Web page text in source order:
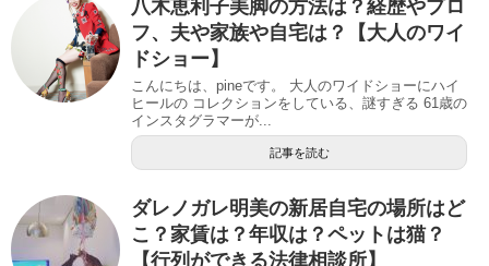
八木恵利子美脚の方法は？経歴やプロ
フ、夫や家族や自宅は？【大人のワイ
ドショー】
こんにちは、pineです。 大人のワイドショーにハイ
ヒールの コレクションをしている、謎すぎる 61歳の
インスタグラマーが...
記事を読む
ダレノガレ明美の新居自宅の場所はど
こ？家賃は？年収は？ペットは猫？
【行列ができる法律相談所】